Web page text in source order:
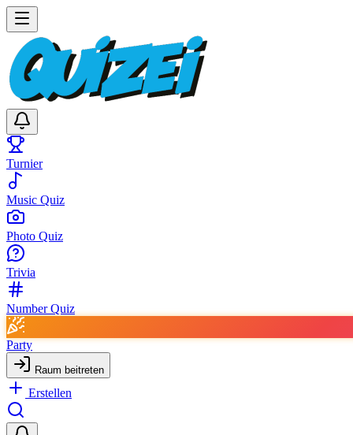
Turnier
Music Quiz
Photo Quiz
Trivia
Number Quiz
Party
Raum beitreten
Erstellen